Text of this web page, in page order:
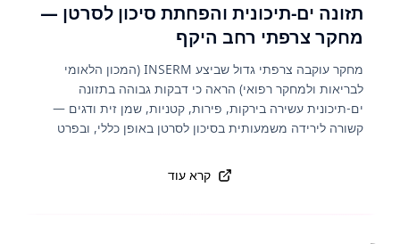
תזונה ים-תיכונית והפחתת סיכון לסרטן —
מחקר צרפתי רחב היקף
מחקר עוקבה צרפתי גדול שביצע INSERM (המכון הלאומי
לבריאות ולמחקר רפואי) הראה כי דבקות גבוהה בתזונה
ים-תיכונית עשירה בירקות, פירות, קטניות, שמן זית ודגים —
קשורה לירידה משמעותית בסיכון לסרטן באופן כללי, ובפרט
אנטי-דלקתיים, נוגדי חמצון ועל ויסות איתות תאי שמדכא
צמיחה של תאים סרטניים. המחקר חיזק גם את תרומת התזונה
קרא עוד